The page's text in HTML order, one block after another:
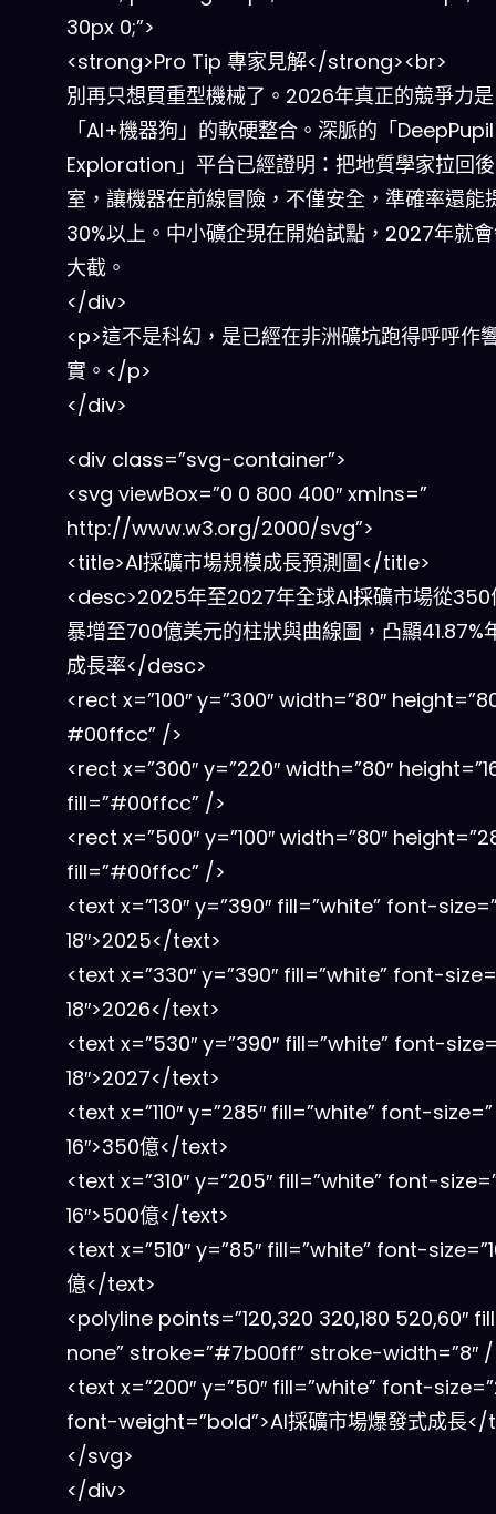
30px 0;”>
<strong>Pro Tip 專家見解</strong><br>
別再只想買重型機械了。2026年真正的競爭力是
「AI+機器狗」的軟硬整合。深脈的「DeepPupil
Exploration」平台已經證明：把地質學家拉回
室，讓機器在前線冒險，不僅安全，準確率還能
30%以上。中小礦企現在開始試點，2027年就
大截。
</div>
<p>這不是科幻，是已經在非洲礦坑跑得呼呼作
實。</p>
</div>
<div class=”svg-container”>
<svg viewBox=”0 0 800 400″ xmlns=”
http://www.w3.org/2000/svg”>
<title>AI採礦市場規模成長預測圖</title>
<desc>2025年至2027年全球AI採礦市場從350
暴增至700億美元的柱狀與曲線圖，凸顯41.87%
成長率</desc>
<rect x=”100″ y=”300″ width=”80″
#00ffcc” />
<rect x=”300″ y=”220″ width=”80″
fill=”#00ffcc” />
<rect x=”500″ y=”100″ width=”80″
fill=”#00ffcc” />
<text x=”130″ y=”390″ fill=”white” font-
18″>2025</text>
<text x=”330″ y=”390″ fill=”white” font-
18″>2026</text>
<text x=”530″ y=”390″ fill=”white” font-
18″>2027</text>
<text x=”110″ y=”285″ fill=”white” font-size=”
16″>350億</text>
<text x=”310″ y=”205″ fill=”white” font-
16″>500億</text>
<text x=”510″ y=”85″ fill=”white” font-
億</text>
<polyline points=”120,320 320,180 520,60″
none” stroke=”#7b00ff” stroke-width=”8″
<text x=”200″ y=”50″ fill=”white” font-
font-weight=”bold”>AI採礦市場爆發式成長</
</svg>
</div>